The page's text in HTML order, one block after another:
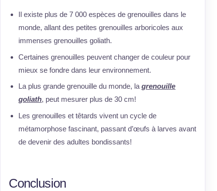
Il existe plus de 7 000 espèces de grenouilles dans le
monde, allant des petites grenouilles arboricoles aux
immenses grenouilles goliath.
Certaines grenouilles peuvent changer de couleur pour
mieux se fondre dans leur environnement.
La plus grande grenouille du monde, lagrenouille
goliath, peut mesurer plus de 30 cm!
Les grenouilles et têtards vivent un cycle de
métamorphose fascinant, passant d’œufs à larves avant
de devenir des adultes bondissants!
Conclusion